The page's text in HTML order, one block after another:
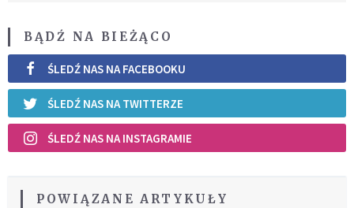
BĄDŹ NA BIEŻĄCO
ŚLEDŹ NAS NA FACEBOOKU
ŚLEDŹ NAS NA TWITTERZE
ŚLEDŹ NAS NA INSTAGRAMIE
POWIĄZANE ARTYKUŁY